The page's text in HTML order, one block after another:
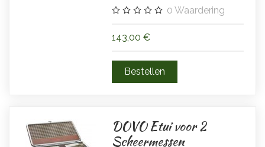
0 Waardering
143,00 €
DOVO Etui voor 2
Scheermessen